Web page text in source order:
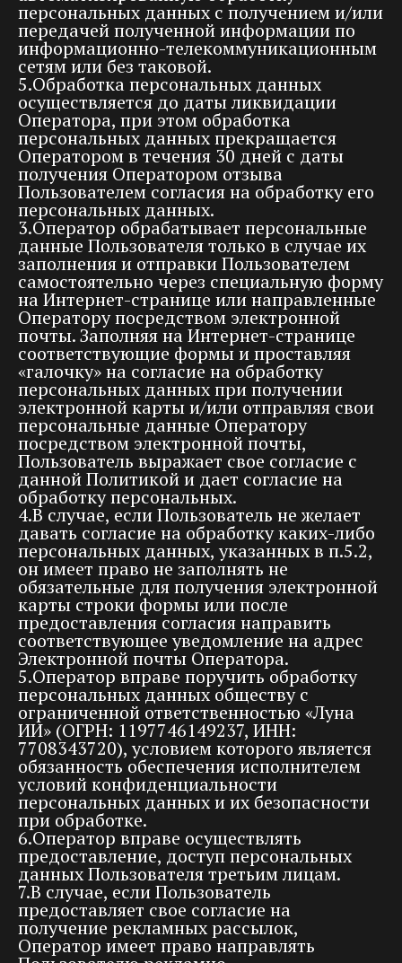
персональных данных с получением и/или
передачей полученной информации по
информационно-телекоммуникационным
сетям или без таковой.
5.Обработка персональных данных
осуществляется до даты ликвидации
Оператора, при этом обработка
персональных данных прекращается
Оператором в течения 30 дней с даты
получения Оператором отзыва
Пользователем согласия на обработку его
персональных данных.
3.Оператор обрабатывает персональные
данные Пользователя только в случае их
заполнения и отправки Пользователем
самостоятельно через специальную форму
на Интернет-странице или направленные
Оператору посредством электронной
почты. Заполняя на Интернет-странице
соответствующие формы и проставляя
«галочку» на согласие на обработку
персональных данных при получении
электронной карты и/или отправляя свои
персональные данные Оператору
посредством электронной почты,
Пользователь выражает свое согласие с
данной Политикой и дает согласие на
обработку персональных.
4.В случае, если Пользователь не желает
давать согласие на обработку каких-либо
персональных данных, указанных в п.5.2,
он имеет право не заполнять не
обязательные для получения электронной
карты строки формы или после
предоставления согласия направить
соответствующее уведомление на адрес
Электронной почты Оператора.
5.Оператор вправе поручить обработку
персональных данных обществу с
ограниченной ответственностью «Луна
ИИ» (ОГРН: 1197746149237, ИНН:
7708343720), условием которого является
обязанность обеспечения исполнителем
условий конфиденциальности
персональных данных и их безопасности
при обработке.
6.Оператор вправе осуществлять
предоставление, доступ персональных
данных Пользователя третьим лицам.
7.В случае, если Пользователь
предоставляет свое согласие на
получение рекламных рассылок,
Оператор имеет право направлять